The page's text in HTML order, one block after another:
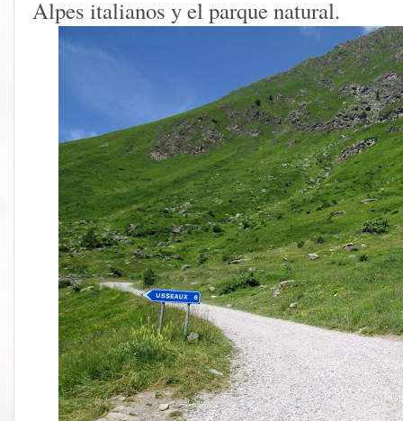
Alpes italianos y el parque natural.